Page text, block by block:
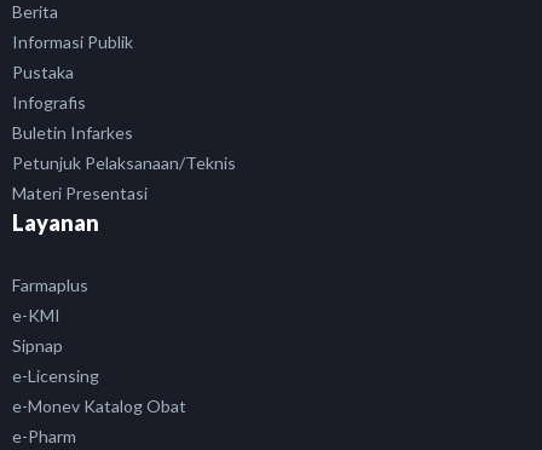
Berita
Informasi Publik
Pustaka
Infografis
Buletin Infarkes
Petunjuk Pelaksanaan/Teknis
Materi Presentasi
Layanan
Farmaplus
e-KMI
Sipnap
e-Licensing
e-Monev Katalog Obat
e-Pharm